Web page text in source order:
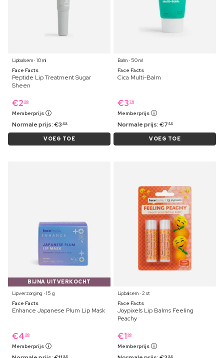
Lipbalsem ⋅ 10 ml
Face Facts
Peptide Lip Treatment Sugar
Sheen
€2 59
Memberprijs
Normale prijs:€3 99
VOEG TOE
Balm ⋅ 50 ml
Face Facts
Cica Multi-Balm
€3 79
Memberprijs
Normale prijs:€7 39
VOEG TOE
BIJNA UITVERKOCHT
Lipverzorging ⋅ 15 g
Face Facts
Enhance Japanese Plum Lip Mask
€4 59
Memberprijs
99
Lipbalsem ⋅ 2 st
Face Facts
Joypixels Lip Balms Feeling
Peachy
€1 99
Memberprijs
99